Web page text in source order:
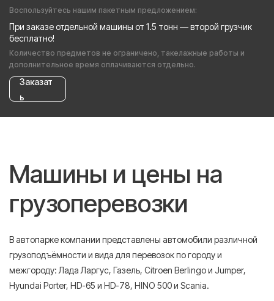
Воспользуйтесь нашим пакетным предложением:
При заказе отдельной машины от 1.5 тонн — второй грузчик
бесплатно!
Количество предметов не ограничено, такелажные работы и
дополнительное время оплачиваются отдельно.
Заказат
ь
Машины и цены на
грузоперевозки
В автопарке компании представлены автомобили различной
грузоподъёмности и вида для перевозок по городу и
межгороду: Лада Ларгус, Газель, Citroen Berlingo и Jumper,
Hyundai Porter, HD-65 и HD-78, HINO 500 и Scania.